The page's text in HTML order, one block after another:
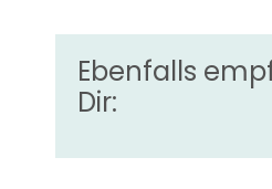
Ebenfalls
Dir: